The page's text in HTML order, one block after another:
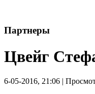
Партнеры
Цвейг
6-05-2016, 21:06 |